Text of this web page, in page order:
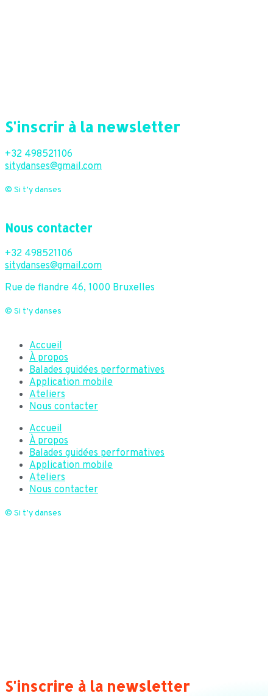
S'inscrir à la newsletter
+32 498521106
sitydanses@gmail.com
© Si t’y danses
Nous contacter
+32 498521106
sitydanses@gmail.com
Rue de flandre 46, 1000 Bruxelles
© Si t’y danses
Accueil
À propos
Balades guidées performatives
Application mobile
Ateliers
Nous contacter
Accueil
À propos
Balades guidées performatives
Application mobile
Ateliers
Nous contacter
© Si t’y danses
S'inscrire à la newsletter